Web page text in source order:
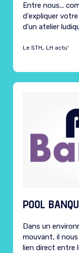
Entre nous...
d'expliquer
d'un atelier
Le STH, LH actu'
POOL
Dans un
mouvant, il
lien direct entre